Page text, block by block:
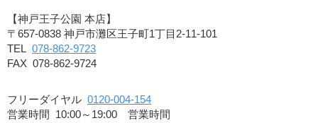
【神戸王子公園 本店】
〒657-0838 神戸市灘区王子町1丁目2-11-101
TEL 078-862-9723
FAX 078-862-9724
フリーダイヤル 0120-004-154
営業時間 10:00～19:00 営業時間